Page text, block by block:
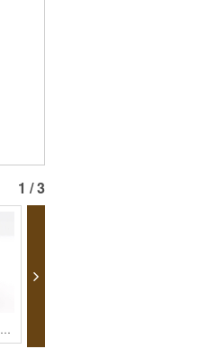
1 / 3
カップスリーブ・350ml ペットボトルカバー【MO-203-23AW】【monthly】